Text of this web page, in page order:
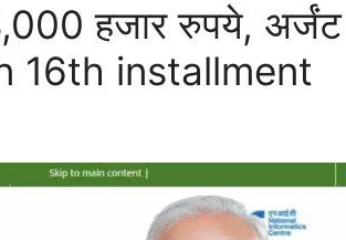
हजार रुपये, अर्जंट
16th installment